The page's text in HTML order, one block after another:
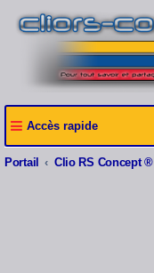
Accès rapide
Portail Clio RS Concept ®